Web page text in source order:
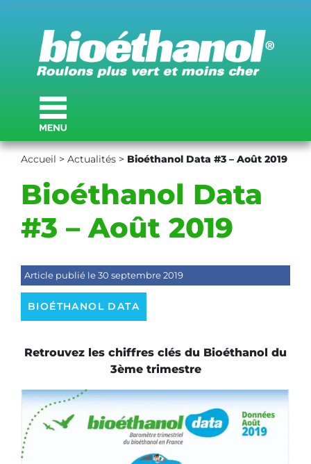
Accueil > Actualités > Bioéthanol Data #3 – Août 2019
Bioéthanol Data
#3 – Août 2019
Article publié le 30 septembre 2019
BIOÉTHANOL DATA
Retrouvez les chiffres clés du Bioéthanol du
3ème trimestre